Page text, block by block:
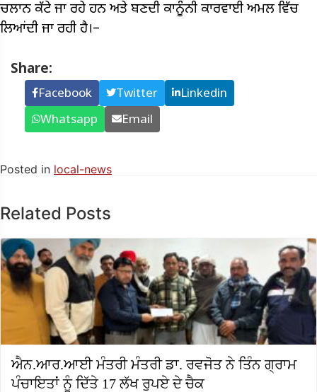
ਚਲਾਨ ਕੱਟੇ ਜਾ ਰਹੇ ਹਨ ਅਤੇ ਬਣਦੀ ਕਾਨੂੰਨੀ ਕਾਰਵਾਈ ਅਮਲ ਵਿੱਚ
ਲਿਆਂਦੀ ਜਾ ਰਹੀ ਹੈ।–
Share:
Facebook Twitter
Linkedin
Whatsapp
Email
Posted in local-news
Related Posts
ਐਨ.ਆਰ.ਆਈ ਮੰਤਰੀ ਮੰਤਰੀ ਡਾ. ਰਵਜੋਤ ਨੇ ਤਿੰਨ ਗ੍ਰਾਮ
ਪੰਚਾਇਤਾਂ ਨੂੰ ਦਿੱਤੇ 17 ਲੱਖ ਰੁਪਏ ਦੇ ਚੈਕ